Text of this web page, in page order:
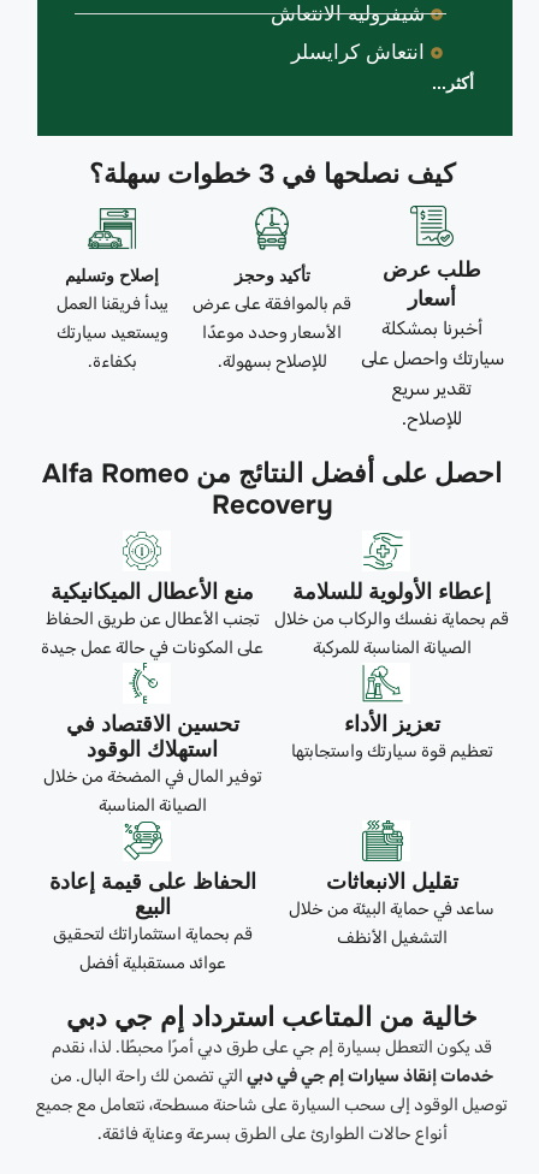
كيف نصلحها في 3 خطوات سهلة؟
طلب عرض
أسعار
أخبرنا بمشكلة
سيارتك واحصل على
تقدير سريع
للإصلاح.
تأكيد وحجز
قم بالموافقة على عرض
الأسعار وحدد موعدًا
للإصلاح بسهولة.
إصلاح وتسليم
يبدأ فريقنا العمل
ويستعيد سيارتك
بكفاءة.
احصل على أفضل النتائج من Alfa Romeo
Recovery
إعطاء الأولوية للسلامة
قم بحماية نفسك والركاب من خلال
الصيانة المناسبة للمركبة
منع الأعطال الميكانيكية
تجنب الأعطال عن طريق الحفاظ
على المكونات في حالة عمل جيدة
تعزيز الأداء
تعظيم قوة سيارتك واستجابتها
تحسين الاقتصاد في
استهلاك الوقود
توفير المال في المضخة من خلال
الصيانة المناسبة
تقليل الانبعاثات
ساعد في حماية البيئة من خلال
التشغيل الأنظف
الحفاظ على قيمة إعادة
البيع
قم بحماية استثماراتك لتحقيق
عوائد مستقبلية أفضل
خالية من المتاعب استرداد إم جي دبي
قد يكون التعطل بسيارة إم جي على طرق دبي أمرًا محبطًا. لذا، نقدم
خدمات إنقاذ سيارات إم جي في دبي التي تضمن لك راحة البال. من
توصيل الوقود إلى سحب السيارة على شاحنة مسطحة، نتعامل مع جميع
أنواع حالات الطوارئ على الطرق بسرعة وعناية فائقة.
شيفروليه الانتعاش
انتعاش كرايسلر
أكثر...